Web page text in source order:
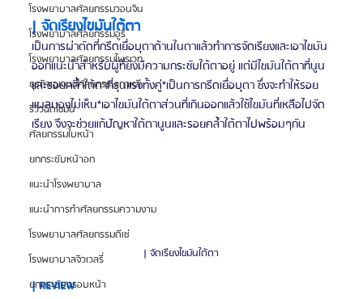
โรงพยาบาลศัลยกรรมวอนจิน
โรงพยาบาลศัลยกรรมอูรี
โรงพยาบาลศัลยกรรมไพรเวท
ธุรกิจเอเจนซี่ศัลยกรรมเกาหลี
รีวิวฉีดไขมัน
ศัลยกรรมใบหน้า
ยกกระชับหน้าอก
แนะนำโรงพยาบาล
แนะนำการทำศัลยกรรมความงาม
โรงพยาบาลศัลยกรรมดีเซ่
โรงพยาบาลจิวเวลรี่
ยกกระชับกรอบหน้า
| จัดเรียงไขมันใต้ตา
เป็นการผ่าตัดที่กรีดเยื่อบุตาด้านในตาแล้วทำการจัดเรียงและเอาไขมัน
ออกแนะนำสำหรับผู้ที่ยังมีความกระชับใต้ตาอยู่ แต่มีไขมันใต้ตาที่นูน
และรอยคล้ำใต้ตาที่รุนแรงทั้งคู่*เป็นการกรีดเยื่อบุตา ซึ่งจะทำให้รอย
แผลมองไม่เห็น*เอาไขมันใต้ตาส่วนที่เกินออกแล้วใช้ไขมันที่เหลือไปจัด
เรียง จึงจะช่วยแก้ปัญหาใต้ตานูนและรอยคล้ำใต้ตาไปพร้อมๆกัน
| จัดเรียงไขมันใต้ตา
| REVIEW